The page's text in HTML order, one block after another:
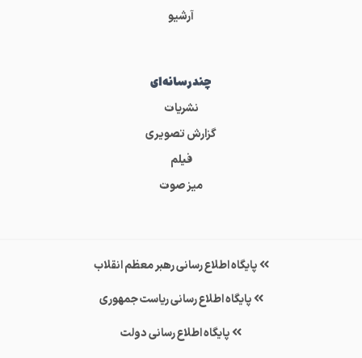
آرشیو
چندرسانه‌ای
نشریات
گزارش تصویری
فیلم
میز صوت
پایگاه اطلاع رسانی رهبر معظم انقلاب
پایگاه اطلاع رسانی ریاست جمهوری
پایگاه اطلاع رسانی دولت